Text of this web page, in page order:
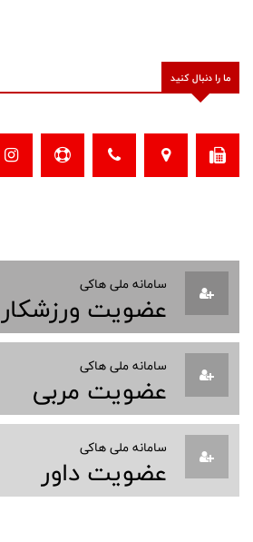
ما را دنبال کنید
سامانه ملی هاکی
عضویت ورزشکار
سامانه ملی هاکی
عضویت مربی
سامانه ملی هاکی
عضویت داور